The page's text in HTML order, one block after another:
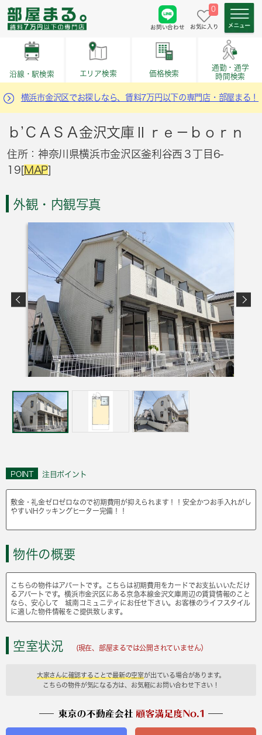
お問い合わせ
0
お気に入り
沿線・駅検索 エリア検索 価格検索
通勤・通学
時間検索
横浜市金沢区でお探しなら、賃料7万円以下の専門店・部屋まる！
ｂ’ＣＡＳＡ金沢文庫Ⅱｒｅ－ｂｏｒｎ
住所：神奈川県横浜市金沢区釜利谷西３丁目6-
19[MAP]
外観・内観写真
POINT 注目ポイント
敷金・礼金ゼロゼロなので初期費用が抑えられます！！安全かつお手入れがし
やすいIHクッキングヒーター完備！！
物件の概要
こちらの物件はアパートです。こちらは初期費用をカードでお支払いいただけ
るアパートです。横浜市金沢区にある京急本線金沢文庫周辺の賃貸情報のこと
なら、安心して 城南コミュニティにお任せ下さい。お客様のライフスタイル
に適した物件情報をご提供致します。
空室状況 (現在、部屋まるでは公開されていません）
大家さんに確認することで最新の空室が出ている場合があります。
こちらの物件が気になる方は、お気軽にお問い合わせ下さい！